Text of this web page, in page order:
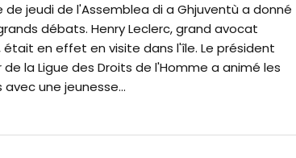
de jeudi de l'Assemblea di a Ghjuventù a donné
débats. Henry Leclerc, grand avocat
était en effet en visite dans l'île. Le président
de la Ligue des Droits de l'Homme a animé les
une jeunesse...